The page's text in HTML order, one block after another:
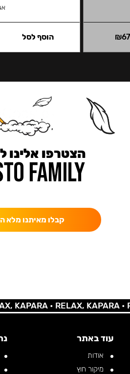
₪ הוסף לסל
הצטרפו אלינו
קבלו מאיתנו מלא
KAPARA •RELAX, KAPARA •
עוד באתר
אודות
מיקור חוץ